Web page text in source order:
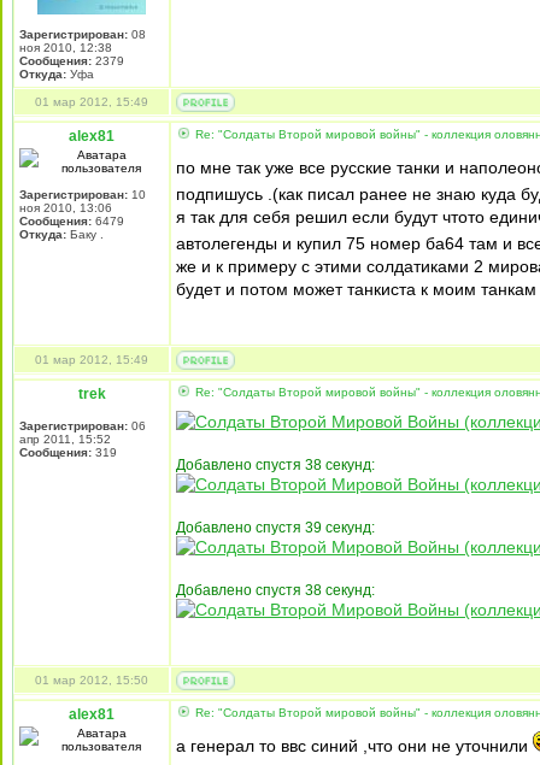
Зарегистрирован: 08
ноя 2010, 12:38
Сообщения: 2379
Откуда: Уфа
01 мар 2012, 15:49
alex81
Зарегистрирован: 10
ноя 2010, 13:06
Сообщения: 6479
Откуда: Баку .
Re: "Солдаты Второй мировой войны" - коллекция
по мне так уже все русские танки и
подпишусь .(как писал ранее не знаю куда
я так для себя решил если будут чтото
автолегенды и купил 75 номер ба64 там и
же и к примеру с этими солдатиками 2
будет и потом может танкиста к моим
01 мар 2012, 15:49
trek
Зарегистрирован: 06
апр 2011, 15:52
Сообщения: 319
Re: "Солдаты Второй мировой войны" - коллекция
Добавлено спустя 38 секунд:
Добавлено спустя 39 секунд:
Добавлено спустя 38 секунд:
01 мар 2012, 15:50
alex81 Re: "Солдаты Второй мировой войны" - коллекция
а генерал то ввс синий ,что они не уточнили